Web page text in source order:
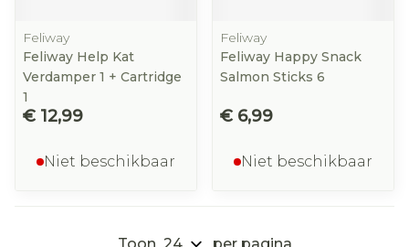
Feliway
Feliway Help Kat
Verdamper 1 + Cartridge
1
€ 12,99
Niet beschikbaar
Feliway
Feliway Happy Snack
Salmon Sticks 6
€ 6,99
Niet beschikbaar